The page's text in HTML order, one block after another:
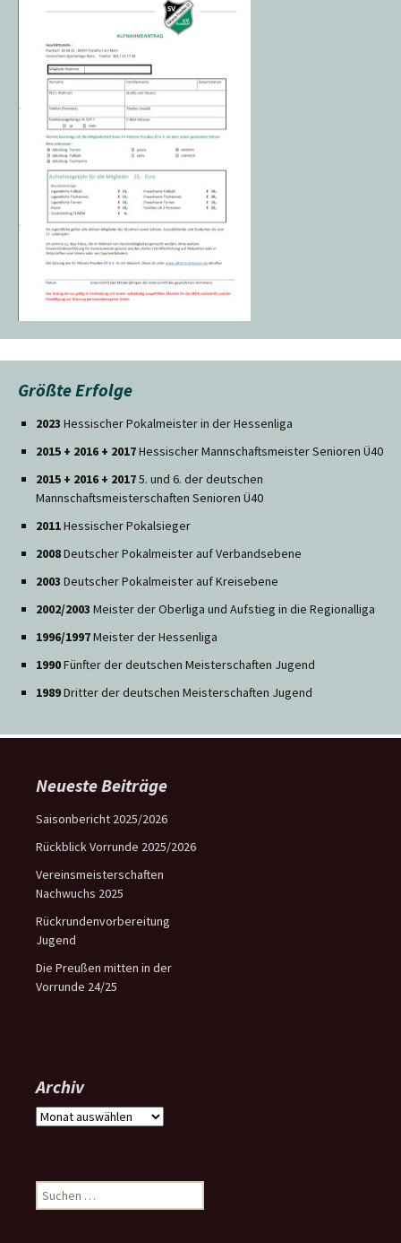
Größte Erfolge
2023 Hessischer Pokalmeister in der Hessenliga
2015 + 2016 + 2017Hessischer Mannschaftsmeister Senioren Ü40
2015 + 2016 + 20175. und 6. der deutschen
Mannschaftsmeisterschaften Senioren Ü40
2011Hessischer Pokalsieger
2008Deutscher Pokalmeister auf Verbandsebene
2003 Deutscher Pokalmeister auf Kreisebene
2002/2003 Meister der Oberliga und Aufstieg in die Regionalliga
1996/1997Meister der Hessenliga
1990Fünfter der deutschen Meisterschaften Jugend
1989Dritter der deutschen Meisterschaften Jugend
Neueste Beiträge
Saisonbericht 2025/2026
Rückblick Vorrunde 2025/2026
Vereinsmeisterschaften
Nachwuchs 2025
Rückrundenvorbereitung
Jugend
Die Preußen mitten in der
Vorrunde 24/25
Archiv
Archiv
Suchen
nach: